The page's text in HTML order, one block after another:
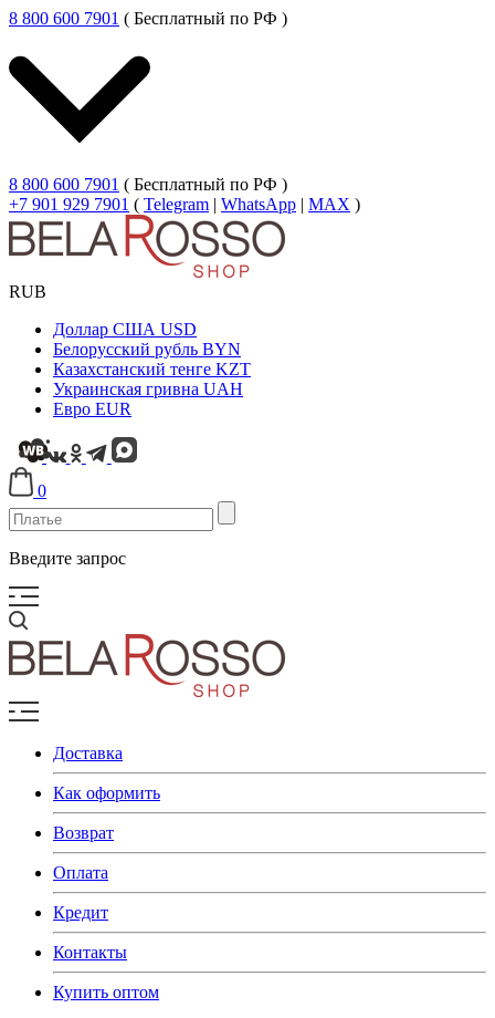
8 800 600 7901 ( Бесплатный по РФ )
8 800 600 7901 ( Бесплатный по РФ )
+7 901 929 7901 ( Telegram | WhatsApp | MAX )
RUB
Доллар США USD
Белорусский рубль BYN
Казахстанский тенге KZT
Украинская гривна UAH
Евро EUR
0
Введите запрос
Доставка
Как оформить
Возврат
Оплата
Кредит
Контакты
Купить оптом